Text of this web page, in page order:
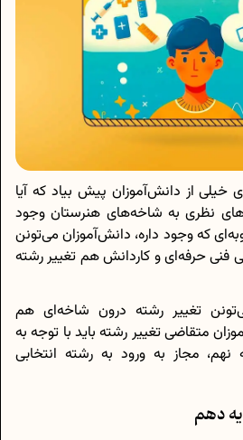
خیلی از دانش‌آموزان پیش بیاد که آیا
نظری به شاخه‌های هنرستان وجود
که وجود داره، دانش‌آموزان می‌تونن
فنی حرفه‌ای و کاردانش هم تغییر رشته
تغییر رشته درون شاخه‌ای هم
متقاضی تغییر رشته باید با توجه به
مجاز به ورود به رشته انتخابی
دهم